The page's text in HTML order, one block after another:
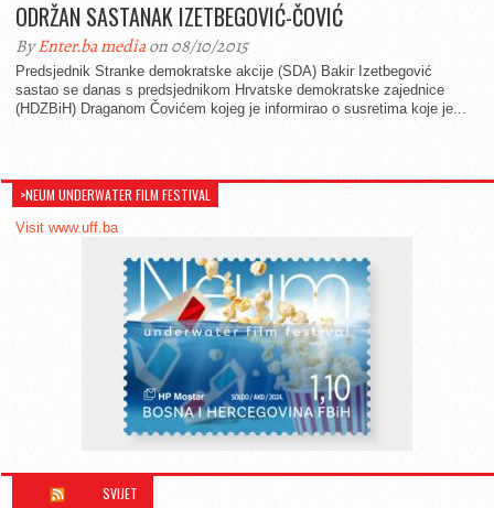
ODRŽAN SASTANAK IZETBEGOVIĆ-ČOVIĆ
ByEnter.ba mediaon 08/10/2015
Predsjednik Stranke demokratske akcije (SDA) Bakir Izetbegović
sastao se danas s predsjednikom Hrvatske demokratske zajednice
(HDZBiH) Draganom Čovićem kojeg je informirao o susretima koje je...
>NEUM UNDERWATER FILM FESTIVAL
Visit www.uff.ba
SVIJET